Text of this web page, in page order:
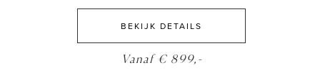
BEKIJK DETAILS
Vanaf € 899,-